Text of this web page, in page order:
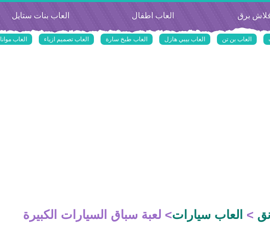
فلاش برق العاب اطفال العاب بنات ستايل
العاب بن تن العاب بيبي هازل العاب طبخ سارة العاب تصميم ازياء العاب موانا
> العاب سيارات> لعبة سباق السيارات الكبيرة